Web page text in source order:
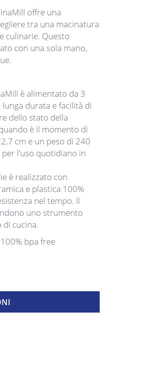
offre una
tra una macinatura
culinarie. Questo
con una sola mano,
è alimentato da 3
durata e facilità di
dello stato della
è il momento di
cm e un peso di 240
per l'uso quotidiano in
è realizzato con
e plastica 100%
nel tempo. Il
uno strumento
di cucina.
bpa free